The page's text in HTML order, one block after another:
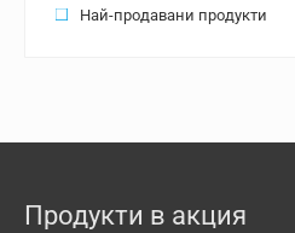
Най-продавани продукти
Продукти в акция